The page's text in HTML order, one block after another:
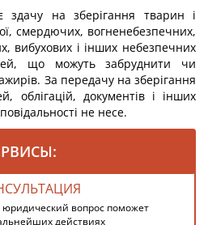
здачу на зберігання тварин і
смердючих, вогненебезпечних,
вибухових і інших небезпечних
що можуть забруднити чи
За передачу на зберігання
облігацій, документів і інших
не несе.
вопрос поможет
действиях